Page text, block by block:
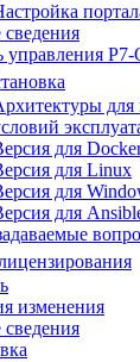
управления
для
для Linux
для
для
изменения